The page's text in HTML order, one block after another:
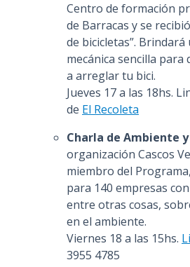
Centro de formación
de Barracas y se
de bicicletas”.
mecánica sencilla
a arreglar tu bici.
Jueves 17 a las 18hs.
de El Recoleta
Charla de Ambiente y
organización Cascos
miembro del
para 140 empresas
entre otras cosas,
en el ambiente.
Viernes 18 a las 15hs.
3955 4785